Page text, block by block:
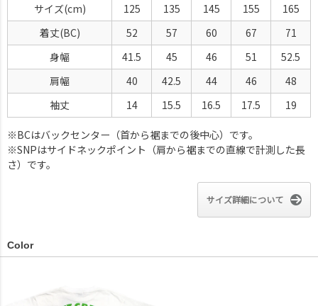
サイズ(cm) 125 135 145 155
165
着丈(BC)
52 57 60 67
71
身幅
41.5 45 46 51
52.5
肩幅
40 42.5 44 46
48
袖丈
14 15.5 16.5 17.5 19
※BCはバックセンター（首から裾までの後中心）です。
※SNPはサイドネックポイント（肩から裾までの直線で計測した長
さ）です。
サイズ詳細について
Color